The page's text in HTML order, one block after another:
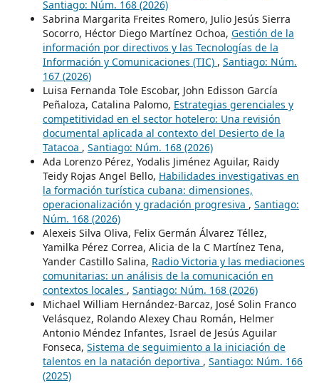
Santiago: Núm. 168 (2026)
Sabrina Margarita Freites Romero, Julio Jesús Sierra
Socorro, Héctor Diego Martínez Ochoa, Gestión de la
información por directivos y las Tecnologías de la
Información y Comunicaciones (TIC) , Santiago: Núm.
167 (2026)
Luisa Fernanda Tole Escobar, John Edisson García
Peñaloza, Catalina Palomo, Estrategias gerenciales y
competitividad en el sector hotelero: Una revisión
documental aplicada al contexto del Desierto de la
Tatacoa , Santiago: Núm. 168 (2026)
Ada Lorenzo Pérez, Yodalis Jiménez Aguilar, Raidy
Teidy Rojas Angel Bello, Habilidades investigativas en
la formación turística cubana: dimensiones,
operacionalización y gradación progresiva , Santiago:
Núm. 168 (2026)
Alexeis Silva Oliva, Felix Germán Álvarez Téllez,
Yamilka Pérez Correa, Alicia de la C Martínez Tena,
Yander Castillo Salina, Radio Victoria y las mediaciones
comunitarias: un análisis de la comunicación en
contextos locales , Santiago: Núm. 168 (2026)
Michael William Hernández-Barcaz, José Solin Franco
Velásquez, Rolando Alexey Chau Román, Helmer
Antonio Méndez Infantes, Israel de Jesús Aguilar
Fonseca, Sistema de seguimiento a la iniciación de
talentos en la natación deportiva , Santiago: Núm. 166
(2025)